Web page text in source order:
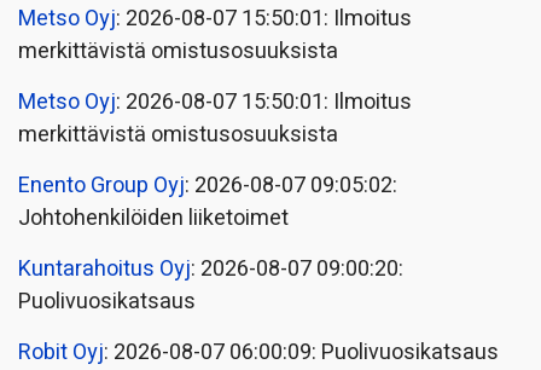
Metso Oyj: 2026-08-07 15:50:01: Ilmoitus
merkittävistä omistusosuuksista
Metso Oyj: 2026-08-07 15:50:01: Ilmoitus
merkittävistä omistusosuuksista
Enento Group Oyj: 2026-08-07 09:05:02:
Johtohenkilöiden liiketoimet
Kuntarahoitus Oyj: 2026-08-07 09:00:20:
Puolivuosikatsaus
Robit Oyj: 2026-08-07 06:00:09: Puolivuosikatsaus